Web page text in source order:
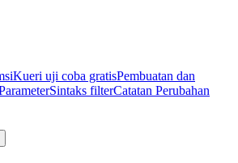
Kueri uji coba gratisPembuatan dan
Sintaks filterCatatan Perubahan